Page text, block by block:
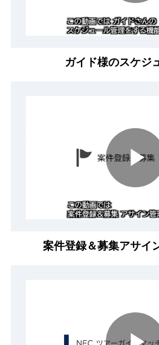
ガイド様のスケジ
案件登録＆募集アサイ